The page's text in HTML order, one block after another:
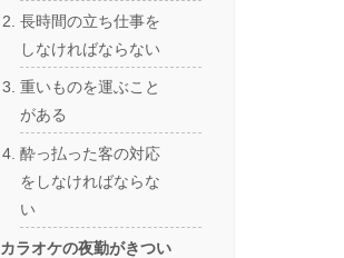
長時間の立ち仕事を
しなければならない
重いものを運ぶこと
がある
酔っ払った客の対応
をしなければならな
い
カラオケの夜勤がきつい